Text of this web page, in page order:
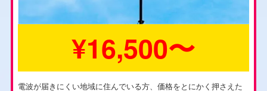
¥16,500〜
電波が届きにくい地域に住んでいる方、価格をとにかく押さえた